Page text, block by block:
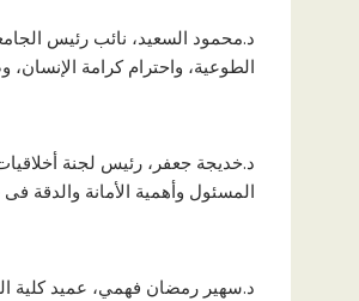
د.محمود السعيد، نائب رئيس
الطوعية، واحترام كرامة
د.خديجة جعفر، رئيس لجنة
المسئول وأهمية الأمانة والدقة
د.سهير رمضان فهمي، عميد كلية